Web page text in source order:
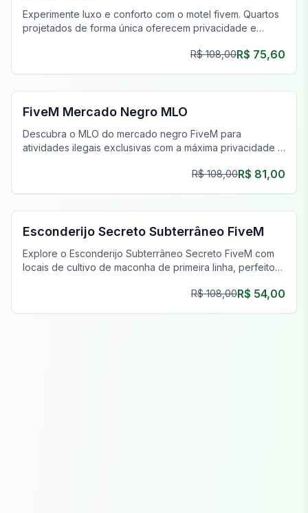
Experimente luxo e conforto com o motel fivem. Quartos
projetados de forma única oferecem privacidade e
R$ 108,00R$ 75,60
FiveM Drogas MLO
FiveM Mercado Negro MLO
Descubra o MLO do mercado negro FiveM para
atividades ilegais exclusivas com a máxima privacidade e
R$ 108,00R$ 81,00
FiveM Gangue MLO
Esconderijo Secreto Subterrâneo FiveM
Explore o Esconderijo Subterrâneo Secreto FiveM com
locais de cultivo de maconha de primeira linha, perfeitos
R$ 108,00R$ 54,00